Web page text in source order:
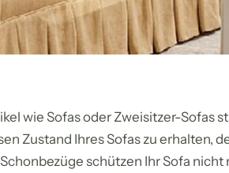
wie Sofas oder Zweisitzer-Sofas
Zustand Ihres Sofas zu erhalten,
schützen Ihr Sofa